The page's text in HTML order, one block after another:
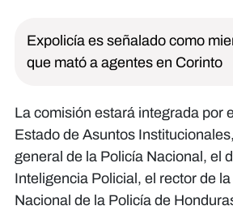
Expolicía es señalado como
que mató a agentes en Corinto
La comisión estará integrada por
Estado de Asuntos
general de la Policía Nacional, el
Inteligencia Policial, el rector de
Nacional de la Policía de